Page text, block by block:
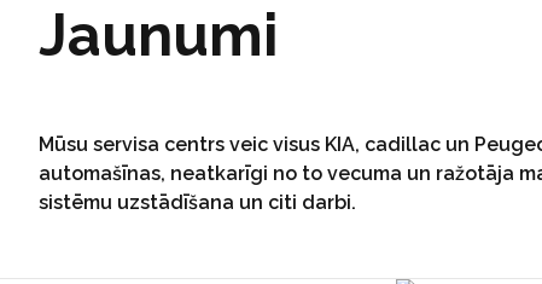
Jaunumi
Mūsu servisa centrs veic visus KIA, cadillac un
automašīnas, neatkarīgi no to vecuma un ražotāja
sistēmu uzstādīšana un citi darbi.